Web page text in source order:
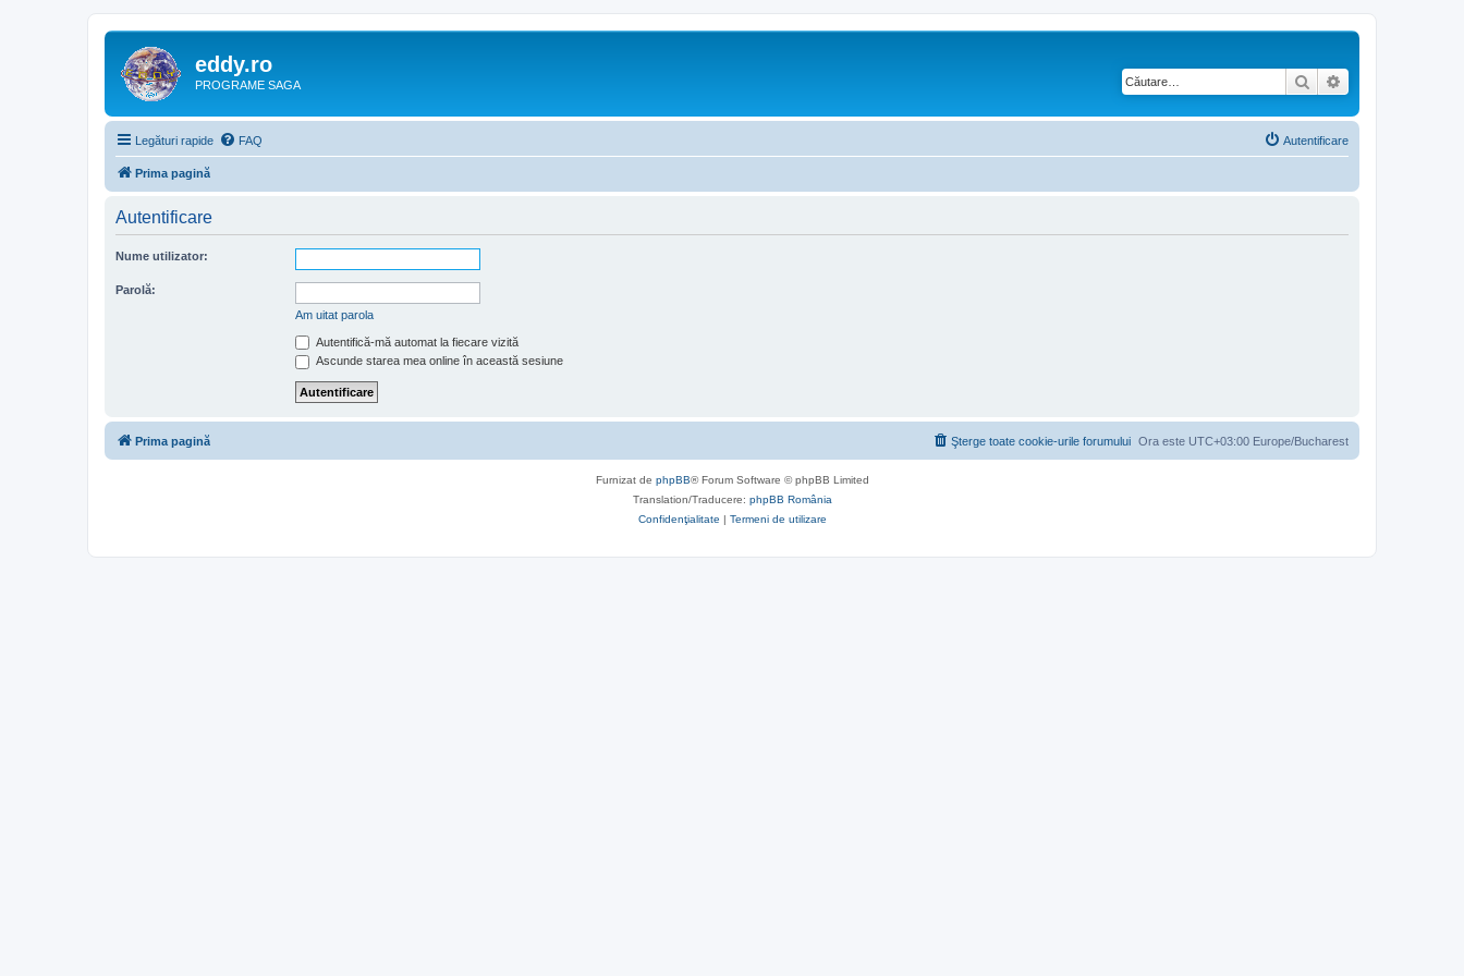
eddy.ro
PROGRAME SAGA Căutare
Legături rapide FAQ Autentificare
Prima pagină
Autentificare
Nume utilizator:
Parolă:
Am uitat parola
Autentifică-mă automat la fiecare vizită
Ascunde starea mea online în această sesiune
Prima pagină Ora este UTC+03:00 Europe/Bucharest
Şterge toate cookie-urile forumului
Furnizat de phpBB® Forum Software © phpBB Limited
Translation/Traducere: phpBB România
Confidenţialitate | Termeni de utilizare